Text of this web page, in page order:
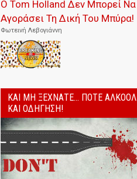
Ο Tom Holland Δεν Μπορεί Να
Αγοράσει Τη Δική Του Μπύρα!
Φωτεινή Λεβογιάννη
ΚΑΙ ΜΗ ΞΕΧΝΆΤΕ... ΠΟΤΈ ΑΛΚΟΌΛ
ΚΑΙ ΟΔΉΓΗΣΗ!